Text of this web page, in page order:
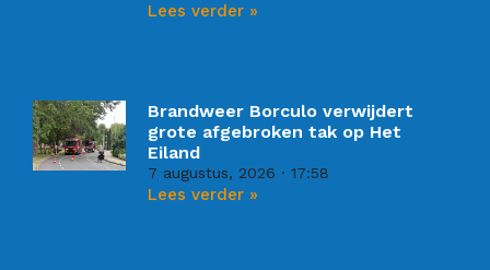
Lees verder »
Brandweer Borculo verwijdert
grote afgebroken tak op Het
Eiland
7 augustus, 2026 17:58
Lees verder »